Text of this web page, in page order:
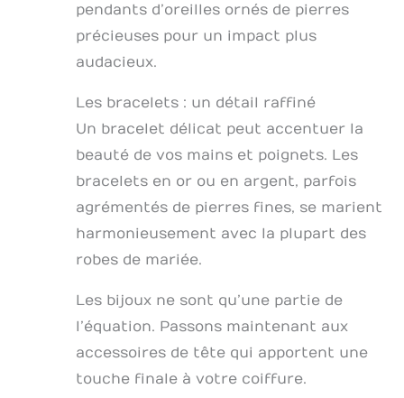
pendants d’oreilles ornés de pierres
précieuses pour un impact plus
audacieux.
Les bracelets : un détail raffiné
Un bracelet délicat peut accentuer la
beauté de vos mains et poignets. Les
bracelets en or ou en argent, parfois
agrémentés de pierres fines, se marient
harmonieusement avec la plupart des
robes de mariée.
Les bijoux ne sont qu’une partie de
l’équation. Passons maintenant aux
accessoires de tête qui apportent une
touche finale à votre coiffure.